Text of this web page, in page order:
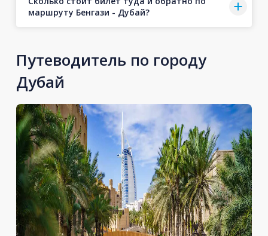
маршруту Бенгази - Дубай?
Путеводитель по городу
Дубай